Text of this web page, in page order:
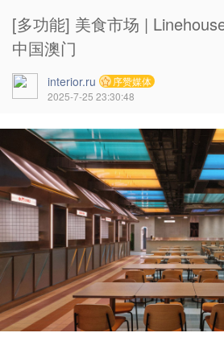
[多功能] 美食市场 |
中国澳门
interior.ru
序赞媒体
2025-7-25 23:30:48